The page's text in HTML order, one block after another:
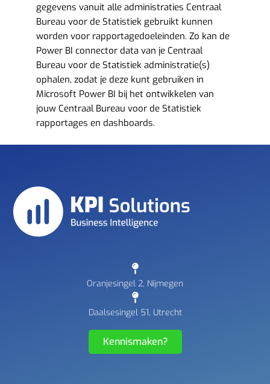
gegevens vanuit alle administraties Centraal
Bureau voor de Statistiek gebruikt kunnen
worden voor rapportagedoeleinden. Zo kan de
Power BI connector data van je Centraal
Bureau voor de Statistiek administratie(s)
ophalen, zodat je deze kunt gebruiken in
Microsoft Power BI bij het ontwikkelen van
jouw Centraal Bureau voor de Statistiek
rapportages en dashboards.
Oranjesingel 2, Nijmegen
Daalsesingel 51, Utrecht
Kennismaken?